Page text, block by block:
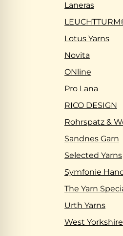
Laneras
Lotus Yarns
Novita
ONline
Pro Lana
RICO DESIGN
Rohrspatz &
Sandnes Garn
Selected Yarns
Symfonie
The Yarn
Urth Yarns
West